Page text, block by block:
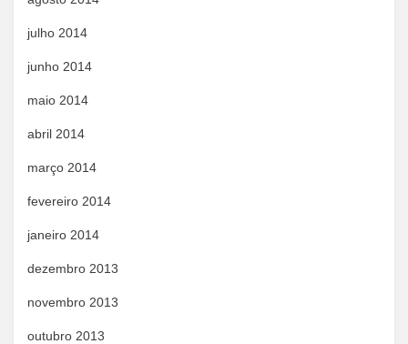
julho 2014
junho 2014
maio 2014
abril 2014
março 2014
fevereiro 2014
janeiro 2014
dezembro 2013
novembro 2013
outubro 2013